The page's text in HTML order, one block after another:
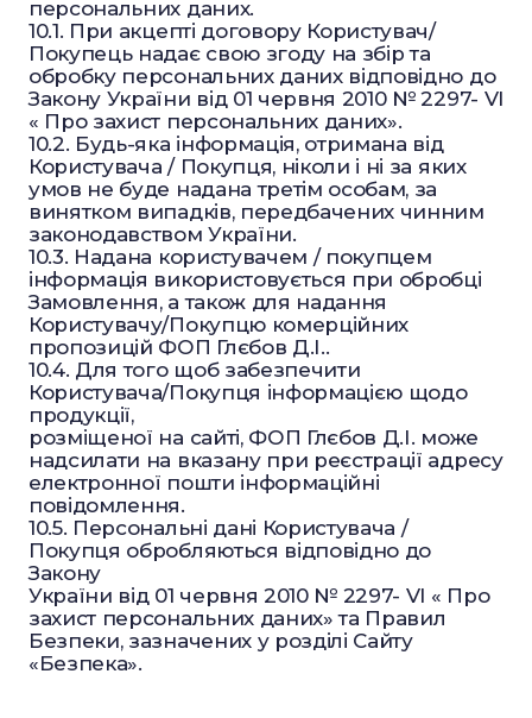
персональних даних.
10.1. При акцепті договору Користувач/
Покупець надає свою згоду на збір та
обробку персональних даних відповідно до
Закону України від 01 червня 2010 № 2297- VI
« Про захист персональних даних».
10.2. Будь-яка інформація, отримана від
Користувача / Покупця, ніколи і ні за яких
умов не буде надана третім особам, за
винятком випадків, передбачених чинним
законодавством України.
10.3. Надана користувачем / покупцем
інформація використовується при обробці
Замовлення, а також для надання
Користувачу/Покупцю комерційних
пропозицій ФОП Глєбов Д.І..
10.4. Для того щоб забезпечити
Користувача/Покупця інформацією щодо
продукції,
розміщеної на сайті, ФОП Глєбов Д.І. може
надсилати на вказану при реєстрації адресу
електронної пошти інформаційні
повідомлення.
10.5. Персональні дані Користувача /
Покупця обробляються відповідно до
Закону
України від 01 червня 2010 № 2297- VI « Про
захист персональних даних» та Правил
Безпеки, зазначених у розділі Сайту
«Безпека».